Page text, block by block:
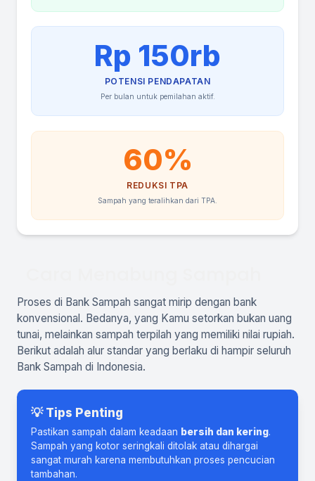
Rp 150rb
POTENSI PENDAPATAN
Per bulan untuk pemilahan aktif.
60%
REDUKSI TPA
Sampah yang teralihkan dari TPA.
Proses di Bank Sampah sangat mirip dengan bank
konvensional. Bedanya, yang Kamu setorkan bukan uang
tunai, melainkan sampah terpilah yang memiliki nilai rupiah.
Berikut adalah alur standar yang berlaku di hampir seluruh
Bank Sampah di Indonesia.
💡 Tips Penting
Pastikan sampah dalam keadaan bersih dan kering.
Sampah yang kotor seringkali ditolak atau dihargai
sangat murah karena membutuhkan proses pencucian
tambahan.